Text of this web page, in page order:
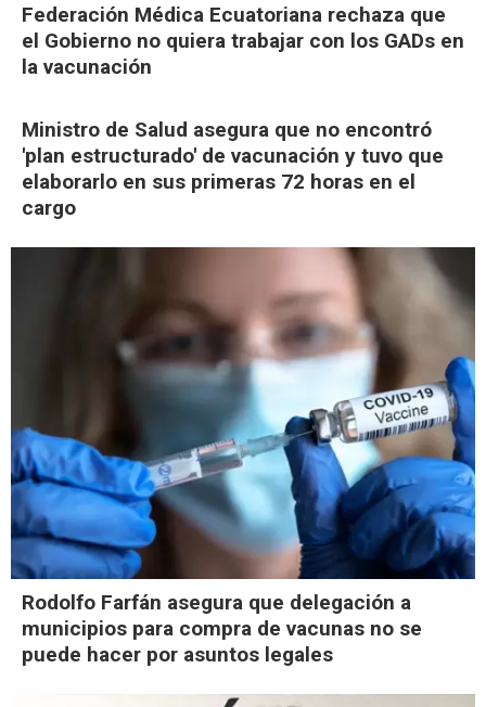
Federación Médica Ecuatoriana rechaza que
el Gobierno no quiera trabajar con los GADs en
la vacunación
Ministro de Salud asegura que no encontró
'plan estructurado' de vacunación y tuvo que
elaborarlo en sus primeras 72 horas en el
cargo
Rodolfo Farfán asegura que delegación a
municipios para compra de vacunas no se
puede hacer por asuntos legales